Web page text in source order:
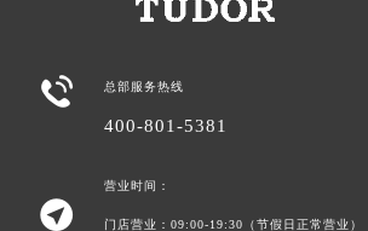
 总部服务热线
400-801-5381

营业时间：
门店营业：09:00-19:30（节假日正常营业）